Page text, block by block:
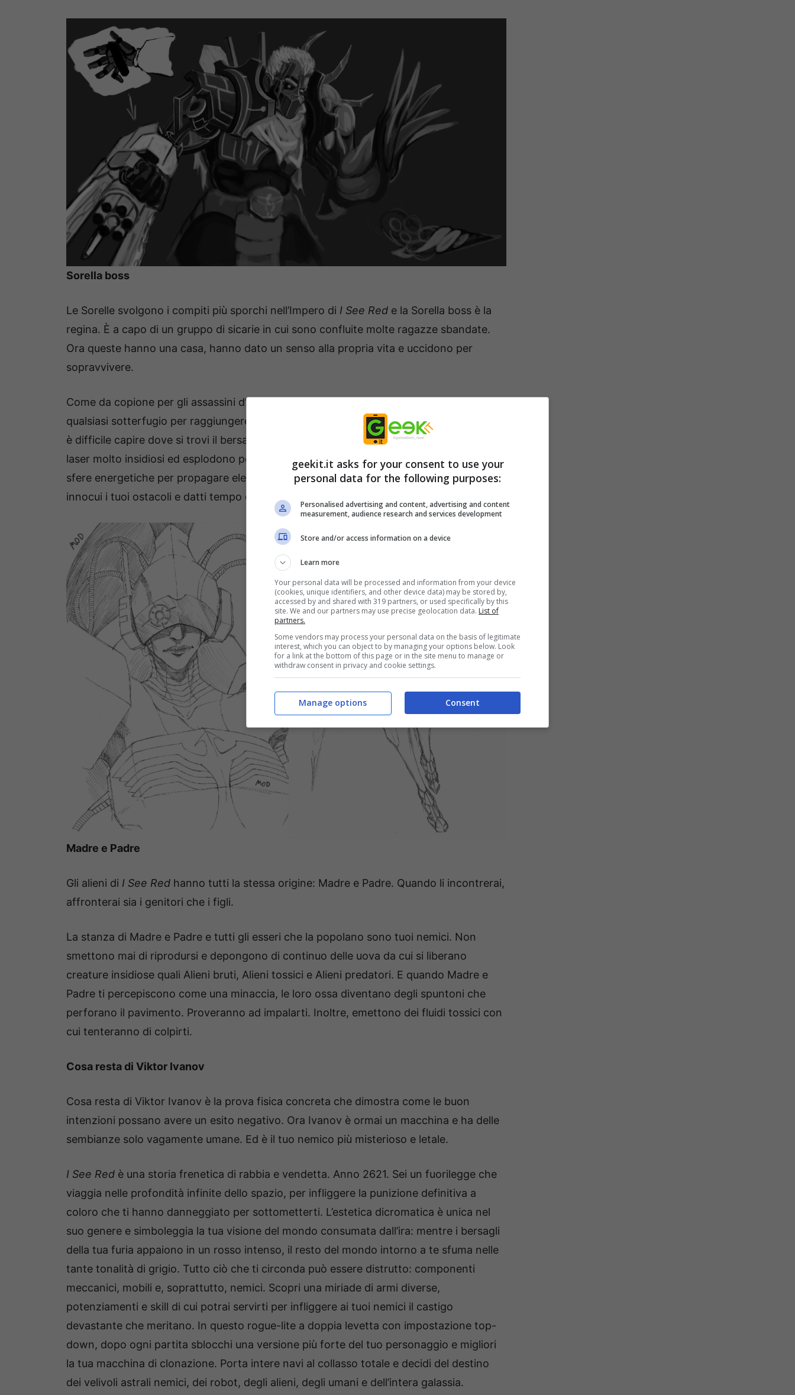
Sorella boss
Le Sorelle svolgono i compiti più sporchi nell’Impero di I See Red e la Sorella boss è la
regina. È a capo di un gruppo di sicarie in cui sono confluite molte ragazze sbandate.
Ora queste hanno una casa, hanno dato un senso alla propria vita e uccidono per
sopravvivere.
Come da copione per gli assassini d’élite, la Sorella boss è abile nei depistaggi e usa
qualsiasi sotterfugio per raggiungere i suoi obiettivi. Quando si serve dei suoi ologrammi
è difficile capire dove si trovi il bersaglio. Le sue riserve di energia generano dei campi
laser molto insidiosi ed esplodono per allontanare gli antagonisti. Inoltre, sfrutta delle
sfere energetiche per propagare elettricità nel campo di battaglia. Assicurati di rendere
innocui i tuoi ostacoli e datti tempo di guarire e rifornirti.
Madre e Padre
Gli alieni di I See Red hanno tutti la stessa origine: Madre e Padre. Quando li incontrerai,
affronterai sia i genitori che i figli.
La stanza di Madre e Padre e tutti gli esseri che la popolano sono tuoi nemici. Non
smettono mai di riprodursi e depongono di continuo delle uova da cui si liberano
creature insidiose quali Alieni bruti, Alieni tossici e Alieni predatori. E quando Madre e
Padre ti percepiscono come una minaccia, le loro ossa diventano degli spuntoni che
perforano il pavimento. Proveranno ad impalarti. Inoltre, emettono dei fluidi tossici con
cui tenteranno di colpirti.
Cosa resta di Viktor Ivanov
Cosa resta di Viktor Ivanov è la prova fisica concreta che dimostra come le buon
intenzioni possano avere un esito negativo. Ora Ivanov è ormai un macchina e ha delle
sembianze solo vagamente umane. Ed è il tuo nemico più misterioso e letale.
I See Red è una storia frenetica di rabbia e vendetta. Anno 2621. Sei un fuorilegge che
viaggia nelle profondità infinite dello spazio, per infliggere la punizione definitiva a
coloro che ti hanno danneggiato per sottometterti. L’estetica dicromatica è unica nel
suo genere e simboleggia la tua visione del mondo consumata dall’ira: mentre i bersagli
della tua furia appaiono in un rosso intenso, il resto del mondo intorno a te sfuma nelle
tante tonalità di grigio. Tutto ciò che ti circonda può essere distrutto: componenti
meccanici, mobili e, soprattutto, nemici. Scopri una miriade di armi diverse,
potenziamenti e skill di cui potrai servirti per infliggere ai tuoi nemici il castigo
devastante che meritano. In questo rogue-lite a doppia levetta con impostazione top-
down, dopo ogni partita sblocchi una versione più forte del tuo personaggio e migliori
la tua macchina di clonazione. Porta intere navi al collasso totale e decidi del destino
dei velivoli astrali nemici, dei robot, degli alieni, degli umani e dell’intera galassia.
geekit.it asks for your consent to use your
personal data for the following purposes:
Personalised advertising and content, advertising and content
measurement, audience research and services development
Store and/or access information on a device
Learn more
Your personal data will be processed and information from your device
(cookies, unique identifiers, and other device data) may be stored by,
accessed by and shared with 319 partners, or used specifically by this
site. We and our partners may use precise geolocation data. List of
partners.
Some vendors may process your personal data on the basis of legitimate
interest, which you can object to by managing your options below. Look
for a link at the bottom of this page or in the site menu to manage or
withdraw consent in privacy and cookie settings.
Consent
Manage options